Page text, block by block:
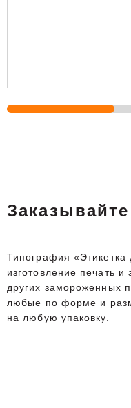
Типография «Этикетка
изготовление печать
других замороженных
любые по форме и
на любую упаковку.